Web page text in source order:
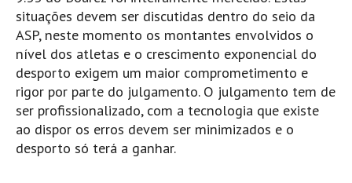
SINTRA
Praia Grande HD
Praia Grande Panorâmica HD
LINHA DE CASCAIS/ESTORIL
Guincho Norte
São Pedro do estoril
situações devem ser discutidas dentro do seio da
ASP, neste momento os montantes envolvidos o
nível dos atletas e o crescimento exponencial do
desporto exigem um maior comprometimento e
rigor por parte do julgamento. O julgamento tem de
ser profissionalizado, com a tecnologia que existe
ao dispor os erros devem ser minimizados e o
desporto só terá a ganhar.